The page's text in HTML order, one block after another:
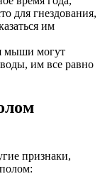
для гнездования,
им
мыши могут
им все равно
признаки,